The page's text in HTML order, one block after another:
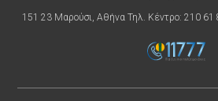
151 23 Μαρούσι, Αθήνα Τηλ. Κέντρο: 210 61